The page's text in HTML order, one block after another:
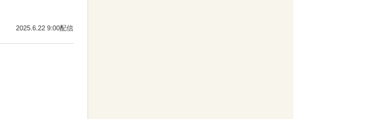
2025.6.22 9:00配信